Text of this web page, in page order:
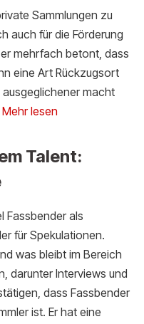
Sammlungen zu
auch für die Förderung
mehrfach betont, dass
eine Art Rückzugsort
ausgeglichener macht
Mehr lesen
Talent:
Fassbender als
für Spekulationen.
was bleibt im Bereich
darunter Interviews und
dass Fassbender
ist. Er hat eine